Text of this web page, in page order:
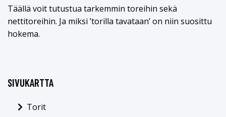
Täällä voit tutustua tarkemmin toreihin sekä
nettitoreihin. Ja miksi ’torilla tavataan’ on niin suosittu
hokema.
SIVUKARTTA
Torit